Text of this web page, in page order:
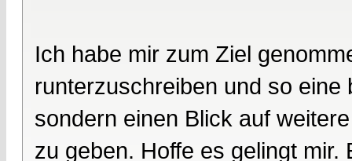
Ich habe mir zum Ziel
runterzuschreiben und so
sondern einen Blick auf
zu geben. Hoffe es gelingt